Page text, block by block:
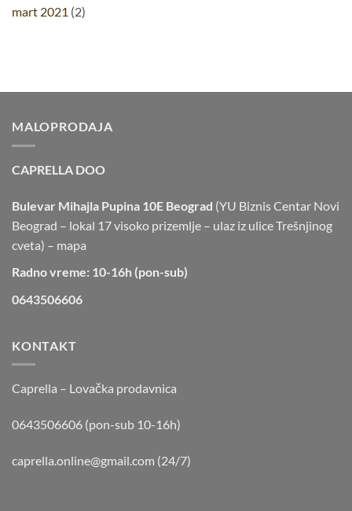
mart 2021 (2)
MALOPRODAJA
CAPRELLA DOO
Bulevar Mihajla Pupina 10E Beograd (YU Biznis Centar Novi
Beograd – lokal 17 visoko prizemlje – ulaz iz ulice Trešnjinog
cveta) – mapa
Radno vreme: 10-16h (pon-sub)
0643506606
KONTAKT
Caprella – Lovačka prodavnica
0643506606 (pon-sub 10-16h)
caprella.online@gmail.com (24/7)